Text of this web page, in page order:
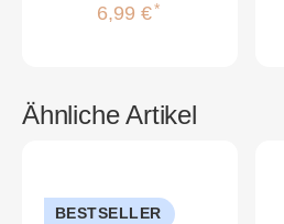
6,99 €*
Ähnliche Artikel
BESTSELLER